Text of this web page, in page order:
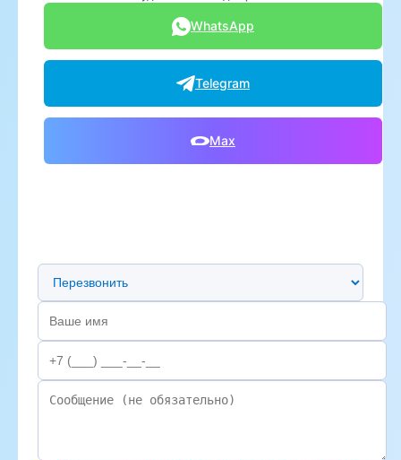
WhatsApp
Telegram
Max
Предпочтительный способ связи